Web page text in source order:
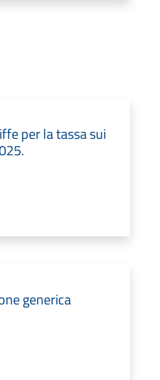
per la tassa sui
generica